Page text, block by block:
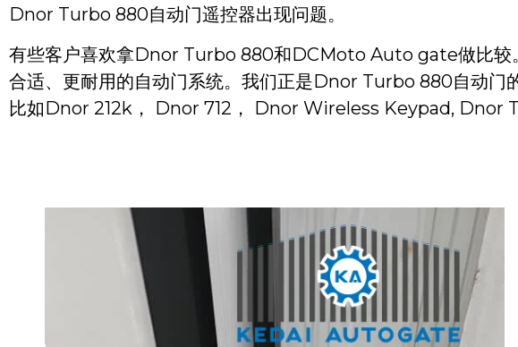
Dnor Turbo 880自动门遥控器出现问题。
有些客户喜欢拿Dnor Turbo 880和DCMoto Auto gate做比较
合适、更耐用的自动门系统。我们正是Dnor Turbo 880自动门
比如Dnor 212k， Dnor 712， Dnor Wireless Keypad, Dnor